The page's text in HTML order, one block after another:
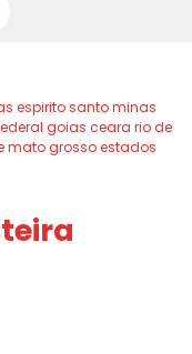
espirito santo minas
goias ceara rio de
mato grosso estados